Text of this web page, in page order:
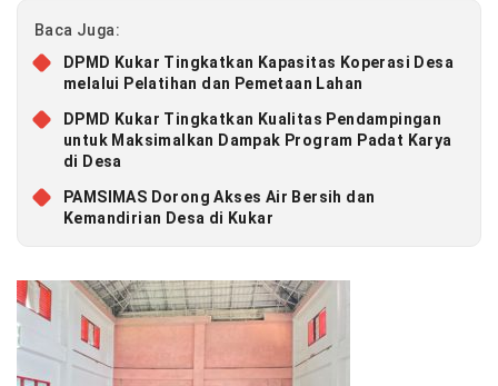
Baca Juga:
DPMD Kukar Tingkatkan Kapasitas Koperasi Desa
melalui Pelatihan dan Pemetaan Lahan
DPMD Kukar Tingkatkan Kualitas Pendampingan
untuk Maksimalkan Dampak Program Padat Karya
di Desa
PAMSIMAS Dorong Akses Air Bersih dan
Kemandirian Desa di Kukar